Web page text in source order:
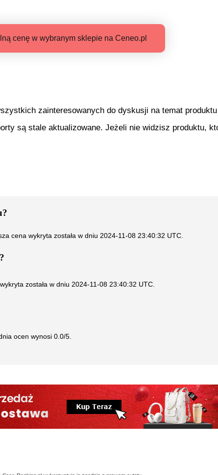
cenę w wybranym sklepie na Ceneo.pl
zainteresowanych do dyskusji na temat
są stale aktualizowane. Jeżeli nie widzisz produktu,
?
cena wykryta została w dniu 2024-11-08 23:40:32 UTC.
została w dniu 2024-11-08 23:40:32 UTC
ocen wynosi 0.0/5.